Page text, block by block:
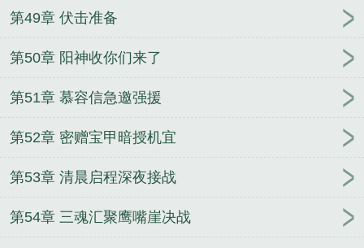
第49章 伏击准备
第50章 阳神收你们来了
第51章 慕容信急邀强援
第52章 密赠宝甲暗授机宜
第53章 清晨启程深夜接战
第54章 三魂汇聚鹰嘴崖决战